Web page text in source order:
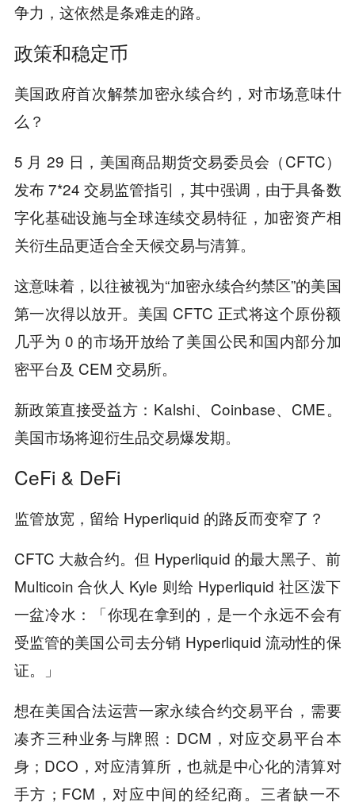
争力，这依然是条难走的路。
政策和稳定币
美国政府首次解禁加密永续合约，对市场意味什
么？
5 月 29 日，美国商品期货交易委员会（CFTC）
发布 7*24 交易监管指引，其中强调，由于具备数
字化基础设施与全球连续交易特征，加密资产相
关衍生品更适合全天候交易与清算。
这意味着，以往被视为“加密永续合约禁区”的美国
第一次得以放开。美国 CFTC 正式将这个原份额
几乎为 0 的市场开放给了美国公民和国内部分加
密平台及 CEM 交易所。
新政策直接受益方：Kalshi、Coinbase、CME。
美国市场将迎衍生品交易爆发期。
CeFi & DeFi
监管放宽，留给 Hyperliquid 的路反而变窄了？
CFTC 大赦合约。但 Hyperliquid 的最大黑子、前
Multicoin 合伙人 Kyle 则给 Hyperliquid 社区泼下
一盆冷水：「你现在拿到的，是一个永远不会有
受监管的美国公司去分销 Hyperliquid 流动性的保
证。」
想在美国合法运营一家永续合约交易平台，需要
凑齐三种业务与牌照：DCM，对应交易平台本
身；DCO，对应清算所，也就是中心化的清算对
手方；FCM，对应中间的经纪商。三者缺一不